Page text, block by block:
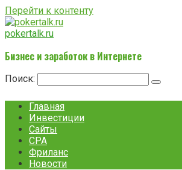
Перейти к контенту
pokertalk.ru
Бизнес и заработок в Интернете
Поиск:
Главная
Инвестиции
Сайты
CPA
Фриланс
Новости